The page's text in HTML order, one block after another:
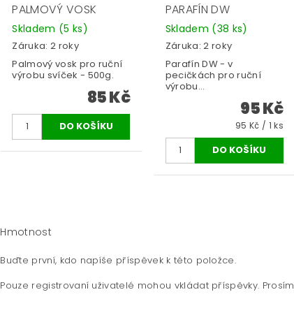
PALMOVÝ VOSK
Skladem (5 ks)
Záruka: 2 roky
Palmový vosk pro ruční
výrobu svíček - 500g.
85 Kč
PARAFÍN DW
Skladem (38 ks)
Záruka: 2 roky
Parafín DW - v
pecičkách pro ruční
výrobu...
95 Kč
95 Kč / 1 ks
Hmotnost
Buďte první, kdo napíše příspěvek k této položce.
Pouze registrovaní uživatelé mohou vkládat příspěvky. Prosím